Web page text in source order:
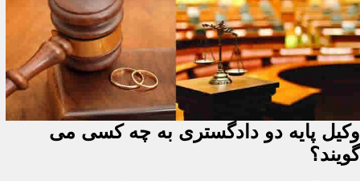
وکیل پایه دو دادگستری به چه کسی می
گویند؟